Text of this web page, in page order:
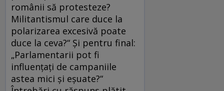
românii să protesteze?
Militantismul care duce la
polarizarea excesivă poate
duce la ceva?“ Şi pentru final:
„Parlamentarii pot fi
influenţaţi de campaniile
astea mici şi eşuate?“